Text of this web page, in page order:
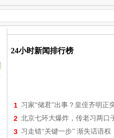
24小时新闻排行榜
1 习家“储君”出事？皇侄齐明正
2 北京七环大爆炸，传老习两口
3 习走错“关键一步” 渐失话语权